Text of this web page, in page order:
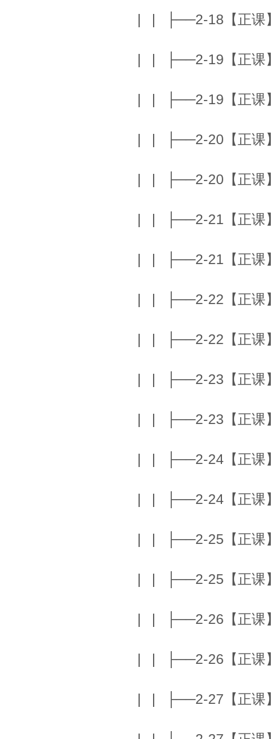
| | ├──2-18【正课
| | ├──2-19【正课
| | ├──2-19【正课
| | ├──2-20【正课
| | ├──2-20【正课
| | ├──2-21【正课
| | ├──2-21【正课
| | ├──2-22【正课
| | ├──2-22【正课
| | ├──2-23【正课
| | ├──2-23【正课
| | ├──2-24【正课
| | ├──2-24【正课
| | ├──2-25【正课
| | ├──2-25【正课
| | ├──2-26【正课
| | ├──2-26【正课
| | ├──2-27【正课